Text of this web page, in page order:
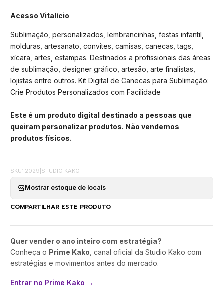
Acesso Vitalício
Sublimação, personalizados, lembrancinhas, festas infantil,
molduras, artesanato, convites, camisas, canecas, tags,
xícara, artes, estampas. Destinados a profissionais das áreas
de sublimação, designer gráfico, artesão, arte finalistas,
lojistas entre outros. Kit Digital de Canecas para Sublimação:
Crie Produtos Personalizados com Facilidade
Este é um produto digital destinado a pessoas que
queiram personalizar produtos. Não vendemos
produtos físicos.
SKU: 2029 STUDIO KAKO
Mostrar estoque de locais
COMPARTILHAR ESTE PRODUTO
Quer vender o ano inteiro com estratégia?
Conheça o Prime Kako , canal oficial da Studio Kako com
estratégias e movimentos antes do mercado.
Entrar no Prime Kako →